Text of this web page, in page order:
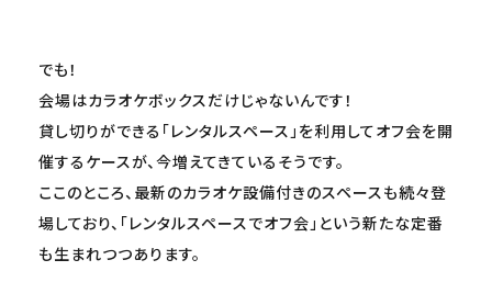
でも！
会場はカラオケボックスだけじゃないんです！
貸し切りができる「レンタルスペース」を利用してオフ会を開
催するケースが、今増えてきているそうです。
ここのところ、最新のカラオケ設備付きのスペースも続々登
場しており、「レンタルスペースでオフ会」という新たな定番
も生まれつつあります。